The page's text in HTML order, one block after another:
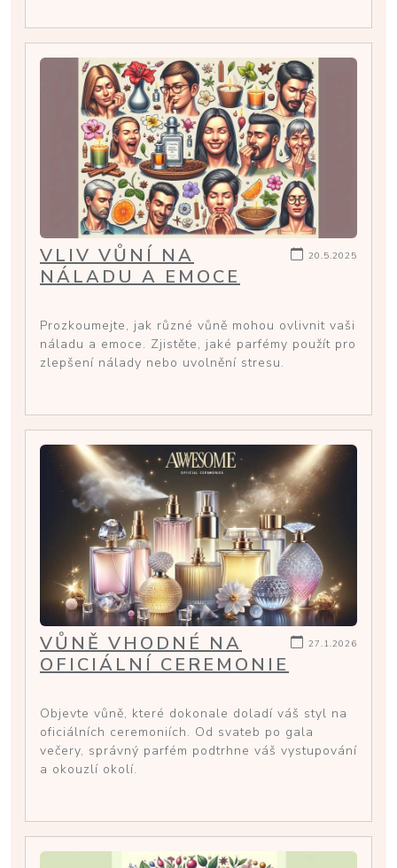
20.5.2025
VLIV VŮNÍ NA
NÁLADU A EMOCE
Prozkoumejte, jak různé vůně mohou ovlivnit vaši
náladu a emoce. Zjistěte, jaké parfémy použít pro
zlepšení nálady nebo uvolnění stresu.
27.1.2026
VŮNĚ VHODNÉ NA
OFICIÁLNÍ CEREMONIE
Objevte vůně, které dokonale doladí váš styl na
oficiálních ceremoniích. Od svateb po gala
večery, správný parfém podtrhne váš vystupování
a okouzlí okolí.